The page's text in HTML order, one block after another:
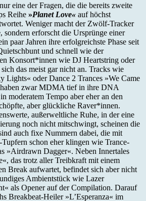
eine der Fragen, die die bereits zweite
Reihe »Planet Love« auf höchst
Weniger macht der Zwölf-Tracker
sondern erforscht die Ursprünge einer
paar Jahren ihre erfolgreichste Phase seit
und schnell wie der
Konsort*innen wie DJ Heartstring oder
das meist gar nicht an. Tracks wie
Lights« oder Dance 2 Trances »We Came
zwar MDMA tief in ihre DNA
moderatem Tempo aber eher an den
aber glückliche Raver*innen.
außerweltliche Ruhe, in der eine
noch nicht mitschwingt, scheinen die
auch fixe Nummern dabei, die mit
schon eher klingen wie Trance-
»Airdrawn Dagger«. Neben Innertales
das trotz aller Treibkraft mit einem
Break aufwartet, befindet sich aber nicht
Ambientstück wie Lazer
als Opener auf der Compilation. Darauf
Breakbeat-Heiler »L’Esperanza« im